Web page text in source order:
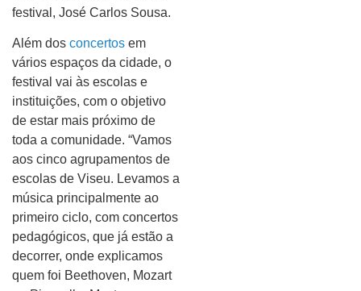
festival, José Carlos Sousa.
Além dos concertos em
vários espaços da cidade, o
festival vai às escolas e
instituições, com o objetivo
de estar mais próximo de
toda a comunidade. “Vamos
aos cinco agrupamentos de
escolas de Viseu. Levamos a
música principalmente ao
primeiro ciclo, com concertos
pedagógicos, que já estão a
decorrer, onde explicamos
quem foi Beethoven, Mozart